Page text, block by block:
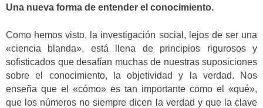
Una nueva forma de entender el conocimiento.
Como hemos visto, la investigación social, lejos de ser una
«ciencia blanda», está llena de principios rigurosos y
sofisticados que desafían muchas de nuestras suposiciones
sobre el conocimiento, la objetividad y la verdad. Nos
enseña que el «cómo» es tan importante como el «qué»,
que los números no siempre dicen la verdad y que la clave